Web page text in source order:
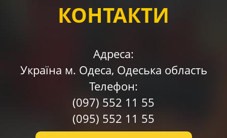
КОНТАКТИ
Адреса:
Україна м. Одесa, Одеська область
Телефон:
(097) 552 11 55
(095) 552 11 55